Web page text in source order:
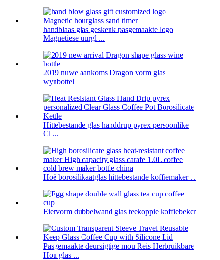
handblaas glas geskenk pasgemaakte logo
Magnetiese uurgl ...
2019 nuwe aankoms Dragon vorm glas
wynbottel
Hittebestande glas handdrup pyrex persoonlike
Cl ...
Hoë borosilikaatglas hittebestande koffiemaker ...
Eiervorm dubbelwand glas teekoppie koffiebeker
Pasgemaakte deursigtige mou Reis Herbruikbare
Hou glas ...